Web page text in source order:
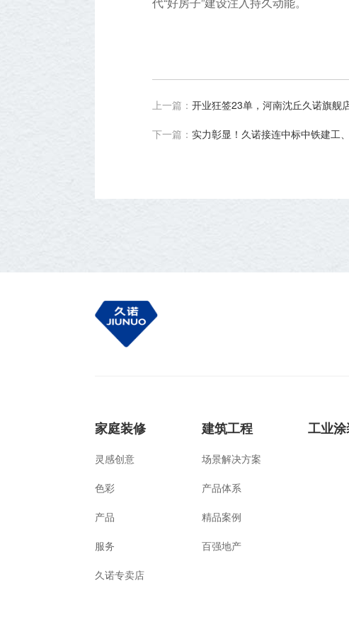
上一篇：开业狂签23单，河南沈丘久诺旗舰
下一篇： 实力彰显！久诺接连中标中铁建工
家庭装修
灵感创意
色彩
产品
服务
久诺专卖店
建筑工程
场景解决方案
产品体系
精品案例
百强地产
工业